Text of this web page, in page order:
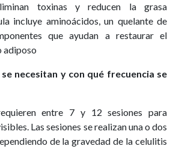
toxinas y reducen la grasa
incluye aminoácidos, un quelante de
que ayudan a restaurar el
adiposo
necesitan y con qué frecuencia se
entre 7 y 12 sesiones para
Las sesiones se realizan una o dos
de la gravedad de la celulitis